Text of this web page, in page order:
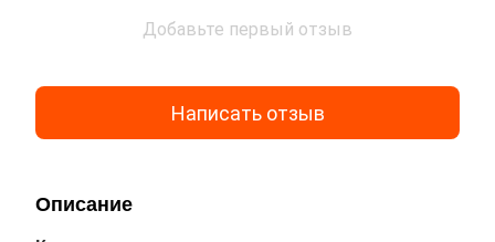
Добавьте первый отзыв
Написать отзыв
Описание